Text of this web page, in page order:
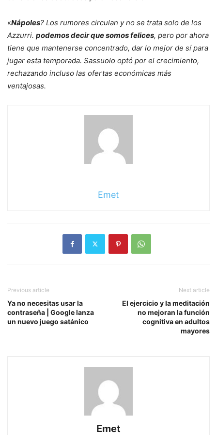
«Nápoles? Los rumores circulan y no se trata solo de los
Azzurri. podemos decir que somos felices, pero por ahora
tiene que mantenerse concentrado, dar lo mejor de sí para
jugar esta temporada. Sassuolo optó por el crecimiento,
rechazando incluso las ofertas económicas más
ventajosas.
Emet
Previous article
Ya no necesitas usar la
contraseña | Google lanza
un nuevo juego satánico
Next article
El ejercicio y la meditación
no mejoran la función
cognitiva en adultos
mayores
Emet